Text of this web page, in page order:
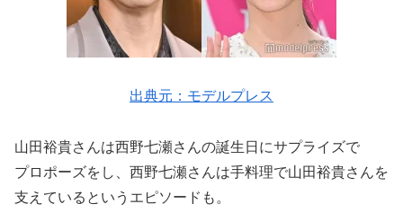
出典元：モデルプレス
山田裕貴さんは西野七瀬さんの誕生日にサプライズで
プロポーズをし、西野七瀬さんは手料理で山田裕貴さんを
支えているというエピソードも。